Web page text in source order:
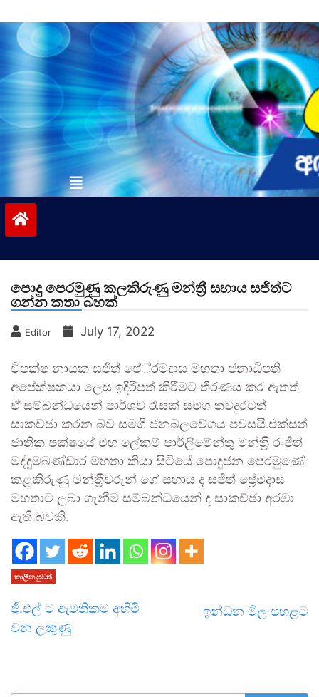
to
contentvinivida.lk
පොදු පෙරමුණු කලකිරුණු මන්ත්‍රී සහාය සජිත්ට
ගන්න කතා බහක්
Editor July 17, 2022
විපක්ෂ නායක සජිත් පේ‍්‍රමදාස මහතා ජනාධිපති
අපේක්ෂකයා ලෙස ඉදිරිපත් කිරීමට තීරණය කර ඇතත්
ඒ සම්බන්ධයෙන් පාර්ශව රැසක් සමග තවදුරටත්
සාකච්ඡා කරන බව සමගි ජනබලවේගය පවසයි.එක්සත්
ජාතික පක්ෂයේ මහ ලේකම් පාර්ලිමේන්තු මන්ත‍්‍රී රංජිත්
මද්දුමබණ්ඩාර මහතා කියා සිටියේ පොදුජන පෙරමුණේ
කළකිරුණු මන්ත‍්‍රීවරුන් ගේ සහාය ද සජිත් ප්‍රේමදාස
මහතාට ලබා ගැනීම සම්බන්ධයෙන් ද සාකච්ඡා අරඹා
ඇති බවකි.
කාලීන පුවත්
ජී.එල් ට ඇමතිකම අහිමි
වන ලකුණු
ඉන්ධන මිල පහළට